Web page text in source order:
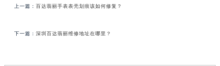
上一篇： 百达翡丽手表表壳划痕该如何修复？
下一篇： 深圳百达翡丽维修地址在哪里？